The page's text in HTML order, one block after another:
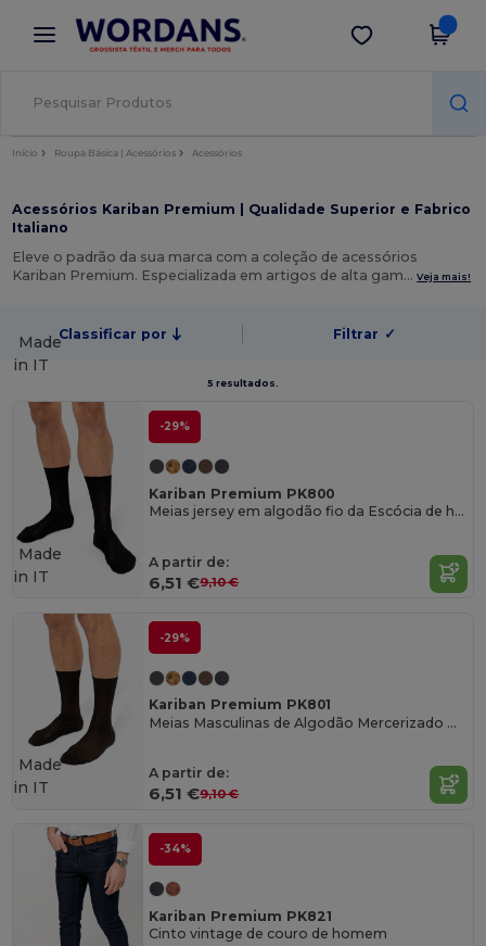
× App Wordans
Melhores preços na app!
Obter app
Início Roupa Básica | Acessórios Acessórios
Acessórios Kariban Premium | Qualidade Superior e Fabrico
Italiano
Eleve o padrão da sua marca com a coleção de acessórios
Kariban Premium. Especializada em artigos de alta gam…Veja mais!
Classificar por Filtrar ✓
5 resultados.
Made
in IT
-29%
Kariban Premium PK800
Meias jersey em algodão fio da Escócia de homem
A partir de:
6,51 €9,10 €
Made
in IT
-29%
Kariban Premium PK801
Meias Masculinas de Algodão Mercerizado Premium
A partir de:
6,51 €9,10 €
Made
in IT
-34%
Kariban Premium PK821
Cinto vintage de couro de homem